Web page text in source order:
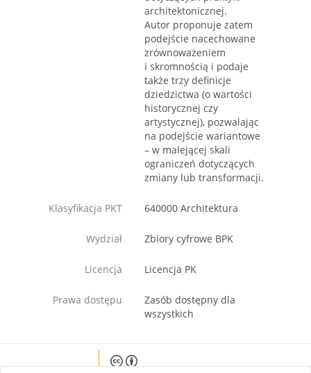
architektonicznej.
Autor proponuje zatem
podejście nacechowane
zrównoważeniem
i skromnością i podaje
także trzy definicje
dziedzictwa (o wartości
historycznej czy
artystycznej), pozwalając
na podejście wariantowe
– w malejącej skali
ograniczeń dotyczących
zmiany lub transformacji.
Klasyfikacja PKT 640000 Architektura
Wydział Zbiory cyfrowe BPK
Licencja Licencja PK
Prawa dostępu
Zasób dostępny dla
wszystkich